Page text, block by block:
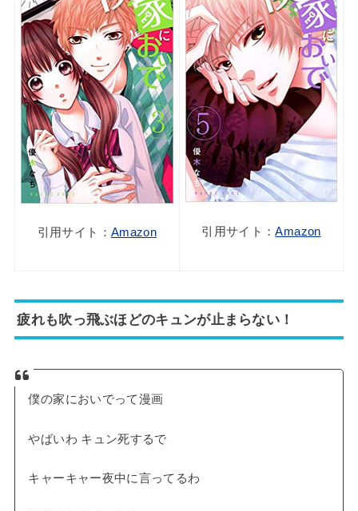
引用サイト： Amazon 引用サイト：Amazon
疲れも吹っ飛ぶほどのキュンが止まらない！
僕の家においでって漫画
やばいわ キュン死するで
キャーキャー夜中に言ってるわ